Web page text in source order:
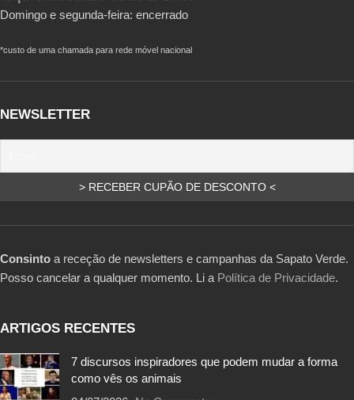
Domingo e segunda-feira: encerrado
*custo de uma chamada para rede móvel nacional
NEWSLETTER
Consinto a receção de newsletters e campanhas da Sapato Verde.
Posso cancelar a qualquer momento. Li a Política de Privacidade.
ARTIGOS RECENTES
7 discursos inspiradores que podem mudar a forma
como vês os animais